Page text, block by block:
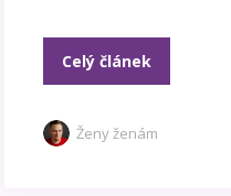
Celý článek
Ženy ženám